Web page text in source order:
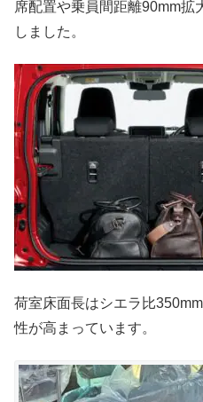
席配置や乗員間距離90mm拡
しました。
荷室床面長はシエラ比
性が高まっています。